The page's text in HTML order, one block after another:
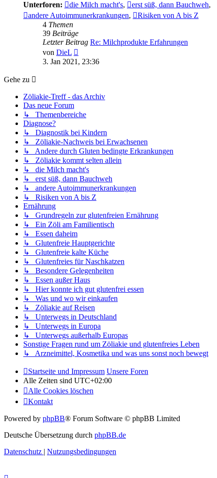
Unterforen:
die Milch macht's, erst süß, dann Bauchweh,
andere Autoimmunerkrankungen,
Risiken von A bis Z
4 Themen
39 Beiträge
Letzter Beitrag Re: Milchprodukte Erfahrungen
von DieL
Beitrag
3. Jan 2021, 23:36
Gehe zu
Zöliakie-Treff - das Archiv
Das neue Forum
↳ Themenbereiche
Diagnose?
↳ Diagnostik bei Kindern
↳ Zöliakie-Nachweis bei Erwachsenen
↳ Andere durch Gluten bedingte Erkrankungen
↳ Zöliakie kommt selten allein
↳ die Milch macht's
↳ erst süß, dann Bauchweh
↳ andere Autoimmunerkrankungen
↳ Risiken von A bis Z
Ernährung
↳ Grundregeln zur glutenfreien Ernährung
↳ Ein Zöli am Familientisch
↳ Essen daheim
↳ Glutenfreie Hauptgerichte
↳ Glutenfreie kalte Küche
↳ Glutenfreies für Naschkatzen
↳ Besondere Gelegenheiten
↳ Essen außer Haus
↳ Hier konnte ich gut glutenfrei essen
↳ Was und wo wir einkaufen
↳ Zöliakie auf Reisen
↳ Unterwegs in Deutschland
↳ Unterwegs in Europa
↳ Unterwegs außerhalb Europas
Sonstige Fragen rund um Zöliakie und glutenfreies Leben
↳ Arzneimittel, Kosmetika und was uns sonst noch bewegt
Startseite und Impressum Unsere Foren
Alle Zeiten sind UTC+02:00
Alle Cookies löschen
Kontakt
Powered by phpBB® Forum Software © phpBB Limited
Deutsche Übersetzung durch phpBB.de
Datenschutz | Nutzungsbedingungen